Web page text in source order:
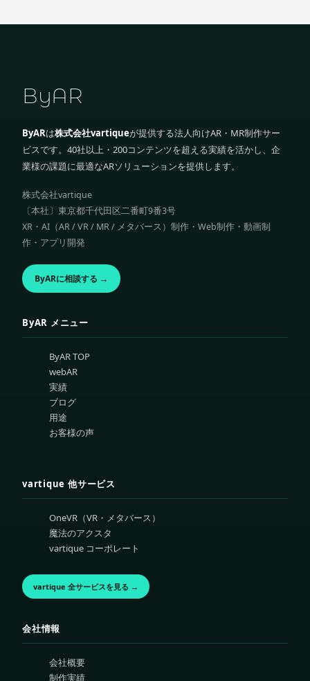
ByAR
ByARは株式会社vartiqueが提供する法人向けAR・MR制作サー
ビスです。40社以上・200コンテンツを超える実績を活かし、企
業様の課題に最適なARソリューションを提供します。
株式会社vartique
〔本社〕東京都千代田区二番町9番3号
XR・AI（AR / VR / MR / メタバース）制作・Web制作・動画制
作・アプリ開発
ByARに相談する →
ByAR メニュー
ByAR TOP
webAR
実績
ブログ
用途
お客様の声
vartique 他サービス
OneVR（VR・メタバース）
魔法のアクスタ
vartique コーポレート
vartique 全サービスを見る →
会社情報
会社概要
制作実績